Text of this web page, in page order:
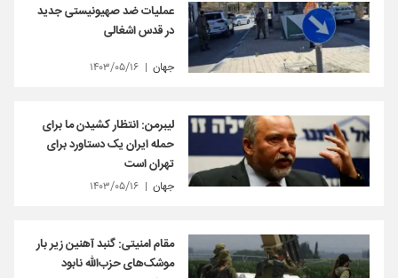
عملیات ضد صهیونیستی جدید
در قدس اشغالی
جهان ۱۴۰۳/۰۵/۱۶
لیبرمن: انتظار کشیدن ما برای
حمله ایران یک دستاورد برای
تهران است
جهان ۱۴۰۳/۰۵/۱۶
مقام امنیتی: گنبد آهنین زیر بار
موشک‌های حزب‌الله نابود